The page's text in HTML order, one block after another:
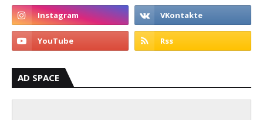
AD SPACE